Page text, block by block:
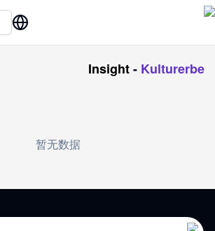
Insight- Kulturerbe
暂无数据